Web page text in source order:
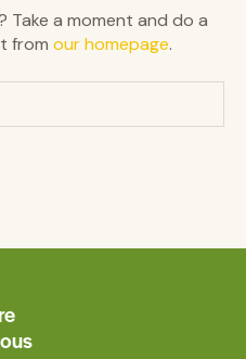
Take a moment and do a
from our homepage.